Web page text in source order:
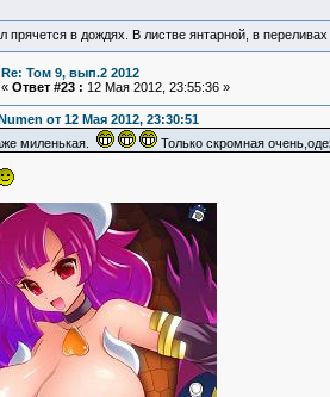
прячется в дождях. В листве янтарной, в
Re: Том 9, вып.2 2012
« Ответ #23 : 12 Мая 2012, 23:55:36 »
от 12 Мая 2012, 23:30:51
миленькая.
Только скромная